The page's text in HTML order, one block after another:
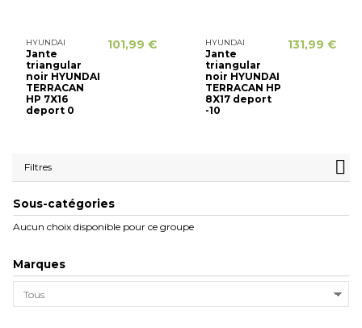
HYUNDAI
Jante
triangular
noir HYUNDAI
TERRACAN
HP 7X16
deport 0
101,99 € HYUNDAI
Jante
triangular
noir HYUNDAI
TERRACAN HP
8X17 deport
-10
131,99 €
Filtres
Sous-catégories
Aucun choix disponible pour ce groupe
Marques